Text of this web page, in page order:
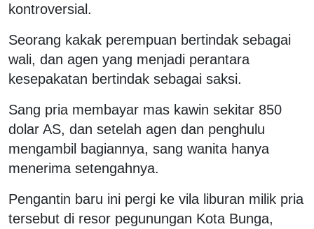
kontroversial.
Seorang kakak perempuan bertindak sebagai
wali, dan agen yang menjadi perantara
kesepakatan bertindak sebagai saksi.
Sang pria membayar mas kawin sekitar 850
dolar AS, dan setelah agen dan penghulu
mengambil bagiannya, sang wanita hanya
menerima setengahnya.
Pengantin baru ini pergi ke vila liburan milik pria
tersebut di resor pegunungan Kota Bunga,